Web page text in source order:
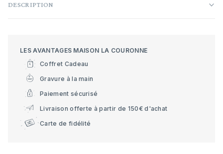
DESCRIPTION
LES AVANTAGES MAISON LA COURONNE
Coffret Cadeau
Gravure à la main
Paiement sécurisé
Livraison offerte à partir de 150€ d'achat
Carte de fidélité